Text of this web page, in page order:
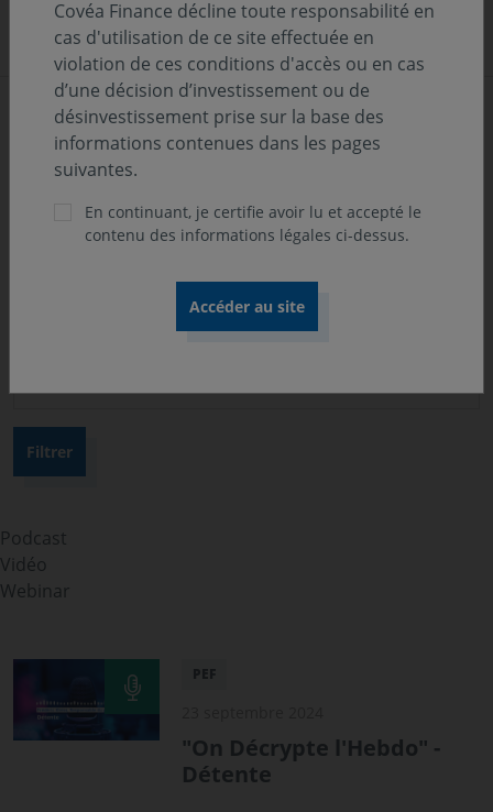
André NADAL sur Zoom Invest
Tous les médias
Format
Podcast
Vidéo
Webinar
PEF
"On Décrypte l'Hebdo" -
Détente
Covéa Finance décline toute responsabilité en
cas d'utilisation de ce site effectuée en
violation de ces conditions d'accès ou en cas
d’une décision d’investissement ou de
désinvestissement prise sur la base des
informations contenues dans les pages
suivantes.
En continuant, je certifie avoir lu et accepté le
contenu des informations légales ci-dessus.